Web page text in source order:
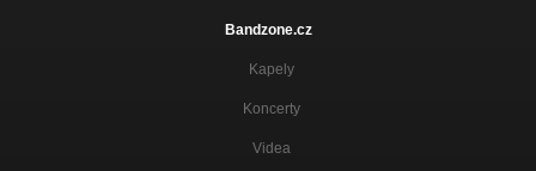
Bandzone.cz
Kapely
Koncerty
Videa